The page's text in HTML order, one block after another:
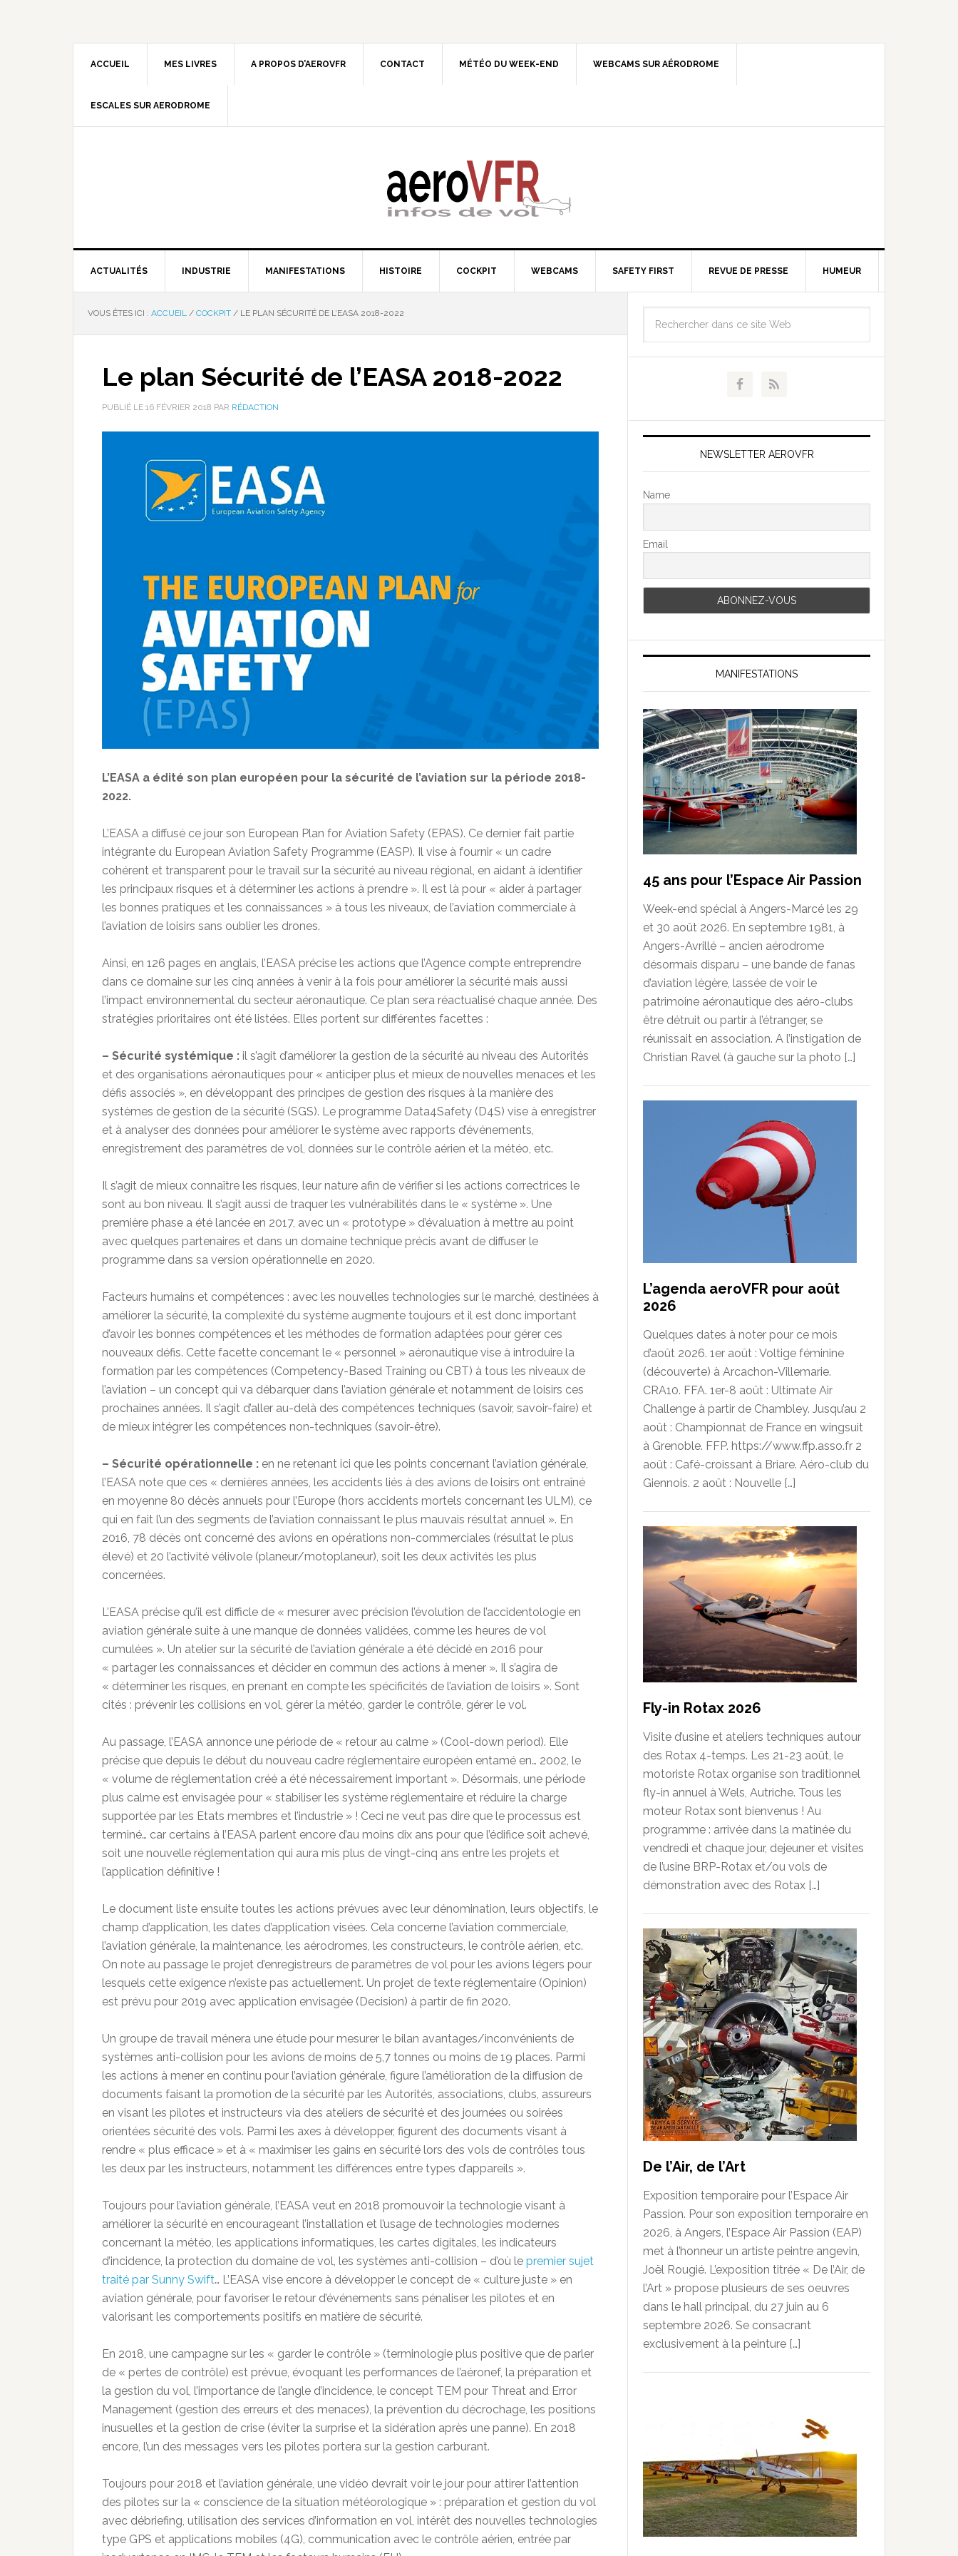
ACCUEIL MES LIVRES A PROPOS D’AEROVFR CONTACT MÉTÉO DU WEEK-END WEBCAMS SUR AÉRODROME
ESCALES SUR AERODROME
ACTUALITÉS INDUSTRIE MANIFESTATIONS HISTOIRE COCKPIT WEBCAMS SAFETY FIRST REVUE DE PRESSE HUMEUR
VOUS ÊTES ICI : ACCUEIL / COCKPIT / LE PLAN SÉCURITÉ DE L’EASA 2018-2022
Le plan Sécurité de l’EASA 2018-2022
PUBLIÉ LE 16 FÉVRIER 2018 PAR RÉDACTION
L’EASA a édité son plan européen pour la sécurité de l’aviation sur la période 2018-
2022.
L’EASA a diffusé ce jour son European Plan for Aviation Safety (EPAS). Ce dernier fait partie
intégrante du European Aviation Safety Programme (EASP). Il vise à fournir « un cadre
cohérent et transparent pour le travail sur la sécurité au niveau régional, en aidant à identifier
les principaux risques et à déterminer les actions à prendre ». Il est là pour « aider à partager
les bonnes pratiques et les connaissances » à tous les niveaux, de l’aviation commerciale à
l’aviation de loisirs sans oublier les drones.
Ainsi, en 126 pages en anglais, l’EASA précise les actions que l’Agence compte entreprendre
dans ce domaine sur les cinq années à venir à la fois pour améliorer la sécurité mais aussi
l’impact environnemental du secteur aéronautique. Ce plan sera réactualisé chaque année. Des
stratégies prioritaires ont été listées. Elles portent sur différentes facettes :
– Sécurité systémique : il s’agit d’améliorer la gestion de la sécurité au niveau des Autorités
et des organisations aéronautiques pour « anticiper plus et mieux de nouvelles menaces et les
défis associés », en développant des principes de gestion des risques à la manière des
systèmes de gestion de la sécurité (SGS). Le programme Data4Safety (D4S) vise à enregistrer
et à analyser des données pour améliorer le système avec rapports d’événements,
enregistrement des paramètres de vol, données sur le contrôle aérien et la météo, etc.
Il s’agit de mieux connaître les risques, leur nature afin de vérifier si les actions correctrices le
sont au bon niveau. Il s’agit aussi de traquer les vulnérabilités dans le « système ». Une
première phase a été lancée en 2017, avec un « prototype » d’évaluation à mettre au point
avec quelques partenaires et dans un domaine technique précis avant de diffuser le
programme dans sa version opérationnelle en 2020.
Facteurs humains et compétences : avec les nouvelles technologies sur le marché, destinées à
améliorer la sécurité, la complexité du système augmente toujours et il est donc important
d’avoir les bonnes compétences et les méthodes de formation adaptées pour gérer ces
nouveaux défis. Cette facette concernant le « personnel » aéronautique vise à introduire la
formation par les compétences (Competency-Based Training ou CBT) à tous les niveaux de
l’aviation – un concept qui va débarquer dans l’aviation générale et notamment de loisirs ces
prochaines années. Il s’agit d’aller au-delà des compétences techniques (savoir, savoir-faire) et
de mieux intégrer les compétences non-techniques (savoir-être).
– Sécurité opérationnelle : en ne retenant ici que les points concernant l’aviation générale,
l’EASA note que ces « dernières années, les accidents liés à des avions de loisirs ont entraîné
en moyenne 80 décès annuels pour l’Europe (hors accidents mortels concernant les ULM), ce
qui en fait l’un des segments de l’aviation connaissant le plus mauvais résultat annuel ». En
2016, 78 décès ont concerné des avions en opérations non-commerciales (résultat le plus
élevé) et 20 l’activité vélivole (planeur/motoplaneur), soit les deux activités les plus
concernées.
L’EASA précise qu’il est difficle de « mesurer avec précision l’évolution de l’accidentologie en
aviation générale suite à une manque de données validées, comme les heures de vol
cumulées ». Un atelier sur la sécurité de l’aviation générale a été décidé en 2016 pour
« partager les connaissances et décider en commun des actions à mener ». Il s’agira de
« déterminer les risques, en prenant en compte les spécificités de l’aviation de loisirs ». Sont
cités : prévenir les collisions en vol, gérer la météo, garder le contrôle, gérer le vol.
Au passage, l’EASA annonce une période de « retour au calme » (Cool-down period). Elle
précise que depuis le début du nouveau cadre réglementaire européen entamé en… 2002, le
« volume de réglementation créé a été nécessairement important ». Désormais, une période
plus calme est envisagée pour « stabiliser les système réglementaire et réduire la charge
supportée par les Etats membres et l’industrie » ! Ceci ne veut pas dire que le processus est
terminé… car certains à l’EASA parlent encore d’au moins dix ans pour que l’édifice soit achevé,
soit une nouvelle réglementation qui aura mis plus de vingt-cinq ans entre les projets et
l’application définitive !
Le document liste ensuite toutes les actions prévues avec leur dénomination, leurs objectifs, le
champ d’application, les dates d’application visées. Cela concerne l’aviation commerciale,
l’aviation générale, la maintenance, les aérodromes, les constructeurs, le contrôle aérien, etc.
On note au passage le projet d’enregistreurs de paramètres de vol pour les avions légers pour
lesquels cette exigence n’existe pas actuellement. Un projet de texte réglementaire (Opinion)
est prévu pour 2019 avec application envisagée (Decision) à partir de fin 2020.
Un groupe de travail ménera une étude pour mesurer le bilan avantages/inconvénients de
systèmes anti-collision pour les avions de moins de 5,7 tonnes ou moins de 19 places. Parmi
les actions à mener en continu pour l’aviation générale, figure l’amélioration de la diffusion de
documents faisant la promotion de la sécurité par les Autorités, associations, clubs, assureurs
en visant les pilotes et instructeurs via des ateliers de sécurité et des journées ou soirées
orientées sécurité des vols. Parmi les axes à développer, figurent des documents visant à
rendre « plus efficace » et à « maximiser les gains en sécurité lors des vols de contrôles tous
les deux par les instructeurs, notamment les différences entre types d’appareils ».
Toujours pour l’aviation générale, l’EASA veut en 2018 promouvoir la technologie visant à
améliorer la sécurité en encourageant l’installation et l’usage de technologies modernes
concernant la météo, les applications informatiques, les cartes digitales, les indicateurs
d’incidence, la protection du domaine de vol, les systèmes anti-collision – d’où le premier sujet
traité par Sunny Swift… L’EASA vise encore à développer le concept de « culture juste » en
aviation générale, pour favoriser le retour d’événements sans pénaliser les pilotes et en
valorisant les comportements positifs en matière de sécurité.
En 2018, une campagne sur les « garder le contrôle » (terminologie plus positive que de parler
de « pertes de contrôle) est prévue, évoquant les performances de l’aéronef, la préparation et
la gestion du vol, l’importance de l’angle d’incidence, le concept TEM pour Threat and Error
Management (gestion des erreurs et des menaces), la prévention du décrochage, les positions
inusuelles et la gestion de crise (éviter la surprise et la sidération après une panne). En 2018
encore, l’un des messages vers les pilotes portera sur la gestion carburant.
Toujours pour 2018 et l’aviation générale, une vidéo devrait voir le jour pour attirer l’attention
des pilotes sur la « conscience de la situation météorologique » : préparation et gestion du vol
avec débriefing, utilisation des services d’information en vol, intérêt des nouvelles technologies
type GPS et applications mobiles (4G), communication avec le contrôle aérien, entrée par
NEWSLETTER AEROVFR
Name
Email
MANIFESTATIONS
45 ans pour l’Espace Air Passion
Week-end spécial à Angers-Marcé les 29
et 30 août 2026. En septembre 1981, à
Angers-Avrillé – ancien aérodrome
désormais disparu – une bande de fanas
d’aviation légère, lassée de voir le
patrimoine aéronautique des aéro-clubs
être détruit ou partir à l’étranger, se
réunissait en association. A l’instigation de
Christian Ravel (à gauche sur la photo […]
L’agenda aeroVFR pour août
2026
Quelques dates à noter pour ce mois
d’août 2026. 1er août : Voltige féminine
(découverte) à Arcachon-Villemarie.
CRA10. FFA. 1er-8 août : Ultimate Air
Challenge à partir de Chambley. Jusqu’au 2
août : Championnat de France en wingsuit
à Grenoble. FFP. https://www.ffp.asso.fr 2
août : Café-croissant à Briare. Aéro-club du
Giennois. 2 août : Nouvelle […]
Fly-in Rotax 2026
Visite d’usine et ateliers techniques autour
des Rotax 4-temps. Les 21-23 août, le
motoriste Rotax organise son traditionnel
fly-in annuel à Wels, Autriche. Tous les
moteur Rotax sont bienvenus ! Au
programme : arrivée dans la matinée du
vendredi et chaque jour, dejeuner et visites
de l’usine BRP-Rotax et/ou vols de
démonstration avec des Rotax […]
De l’Air, de l’Art
Exposition temporaire pour l’Espace Air
Passion. Pour son exposition temporaire en
2026, à Angers, l’Espace Air Passion (EAP)
met à l’honneur un artiste peintre angevin,
Joël Rougié. L’exposition titrée « De l’Air, de
l’Art » propose plusieurs de ses oeuvres
dans le hall principal, du 27 juin au 6
septembre 2026. Se consacrant
exclusivement à la peinture […]